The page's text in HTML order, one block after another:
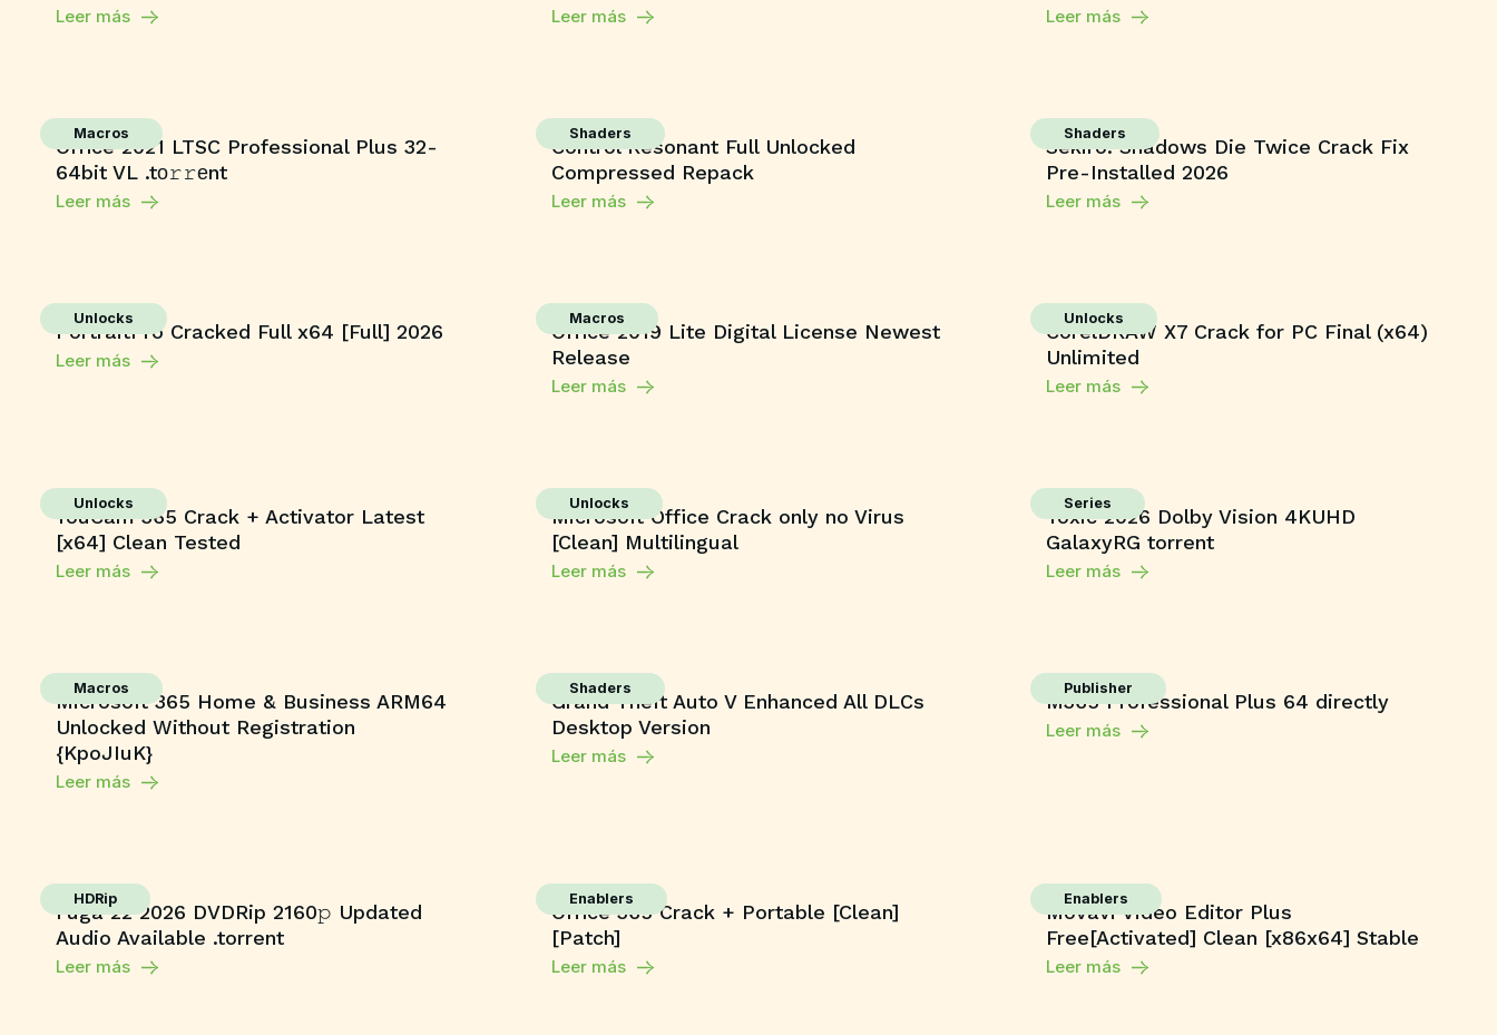
Leer más Leer más Leer más
Macros
Office 2021 LTSC Professional Plus 32-
64bit VL .tо𝚛𝚛еnt
Leer más
Shaders
Control Resonant Full Unlocked
Compressed Repack
Leer más
Shaders
Sekiro: Shadows Die Twice Crack Fix
Pre-Installed 2026
Leer más
Unlocks
PortraitPro Cracked Full x64 [Full] 2026
Leer más
Macros
Office 2019 Lite Digital License Newest
Release
Leer más
Unlocks
CorelDRAW X7 Crack for PC Final (x64)
Unlimited
Leer más
Unlocks
YouCam 365 Crack + Activator Latest
[x64] Clean Tested
Leer más
Unlocks
Microsoft Office Crack only no Virus
[Clean] Multilingual
Leer más
Series
Toxic 2026 Dolby Vision 4KUHD
GalaxyRG torrent
Leer más
Macros
Microsoft 365 Home & Business ARM64
Unlocked Without Registration
{KpoJIuK}
Leer más
Shaders
Grand Theft Auto V Enhanced All DLCs
Desktop Version
Leer más
Publisher
M365 Professional Plus 64 directly
Leer más
HDRip
Fuga 22 2026 DVDRip 2160𝚙 Updated
Audio Available .torrent
Leer más
Enablers
Office 365 Crack + Portable [Clean]
[Patch]
Leer más
Enablers
Movavi Video Editor Plus
Free[Activated] Clean [x86x64] Stable
Leer más